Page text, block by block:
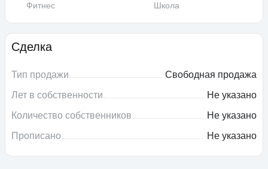
Фитнес
Школа
Сделка
Тип продажи
Свободная продажа
Лет в собственности
Не указано
Количество собственников
Не указано
Прописано
Не указано